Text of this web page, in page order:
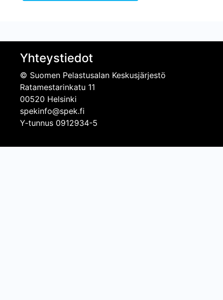
Yhteystiedot
© Suomen Pelastusalan Keskusjärjestö
Ratamestarinkatu 11
00520 Helsinki
spekinfo@spek.fi
Y-tunnus 0912934-5